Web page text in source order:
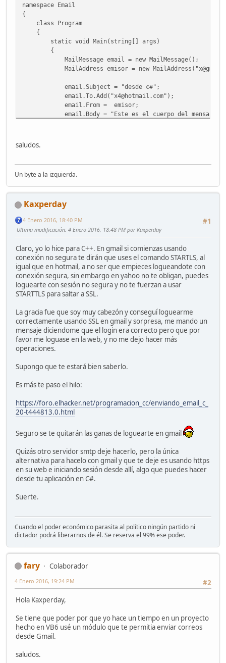
namespace Email
{
class Program
{
static void Main(string[] args)
{
MailMessage email = new MailMessage();
MailAddress emisor = new
email.Subject = "desde c#";
email.To.Add("x4@hotmail.com");
email.From = emisor;
email.Body = "Este es el cuerpo del mensaje";
NetworkCredential credenciales = new
SMTP.Credentials = credenciales;
try
{
Console.WriteLine("Enviado!");
}
{
Console.WriteLine(e.Message);
}
Console.Read();
}
}
saludos.
Un byte a la izquierda.
Kaxperday
#1
4 Enero 2016, 18:40 PM
Ultima modificación: 4 Enero 2016, 18:48 PM por Kaxperday
Claro, yo lo hice para C++. En gmail si comienzas usando
conexión no segura te dirán que uses el comando STARTLS, al
igual que en hotmail, a no ser que empieces logueandote con
conexión segura, sin embargo en yahoo no te obligan, puedes
loguearte con sesión no segura y no te fuerzan a usar
STARTTLS para saltar a SSL.
La gracia fue que soy muy cabezón y conseguí loguearme
correctamente usando SSL en gmail y sorpresa, me mando un
mensaje diciendome que el login era correcto pero que por
favor me loguase en la web, y no me dejo hacer más
operaciones.
Supongo que te estará bien saberlo.
Es más te paso el hilo:
https://foro.elhacker.net/programacion_cc/enviando_email_c_
20-t444813.0.html
Seguro se te quitarán las ganas de loguearte en gmail
Quizás otro servidor smtp deje hacerlo, pero la única
alternativa para hacelo con gmail y que te deje es usando https
en su web e iniciando sesión desde allí, algo que puedes hacer
desde tu aplicación en C#.
Suerte.
Cuando el poder económico parasita al político ningún partido ni
dictador podrá liberarnos de él. Se reserva el 99% ese poder.
fary
Colaborador
#2
4 Enero 2016, 19:24 PM
Hola Kaxperday,
Se tiene que poder por que yo hace un tiempo en un proyecto
hecho en VB6 usé un módulo que te permitia enviar correos
desde Gmail.
saludos.